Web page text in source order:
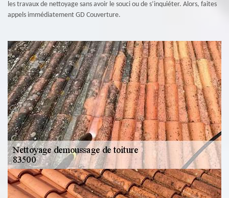
les travaux de nettoyage sans avoir le souci ou de s’inquiéter. Alors, faites
appels immédiatement GD Couverture.